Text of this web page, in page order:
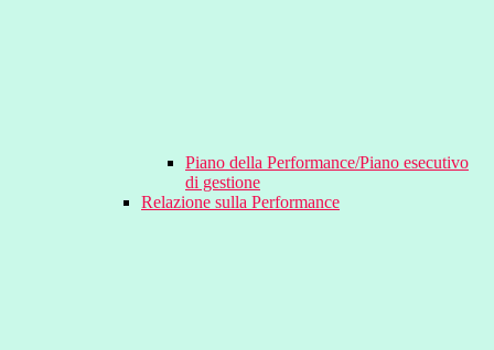
Piano della Performance/Piano esecutivo
di gestione
Relazione sulla Performance